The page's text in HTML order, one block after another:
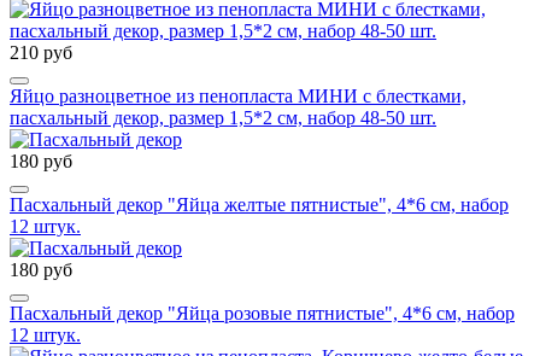
210 руб
Яйцо разноцветное из пенопласта МИНИ с блестками,
пасхальный декор, размер 1,5*2 см, набор 48-50 шт.
180 руб
Пасхальный декор "Яйца желтые пятнистые", 4*6 см, набор
12 штук.
180 руб
Пасхальный декор "Яйца розовые пятнистые", 4*6 см, набор
12 штук.